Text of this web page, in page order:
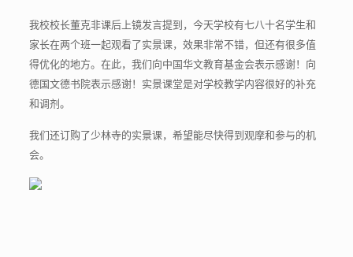
我校校长董克非课后上镜发言提到，今天学校有七八十名学生和
家长在两个班一起观看了实景课，效果非常不错，但还有很多值
得优化的地方。在此，我们向中国华文教育基金会表示感谢！向
德国文德书院表示感谢！实景课堂是对学校教学内容很好的补充
和调剂。
我们还订购了少林寺的实景课，希望能尽快得到观摩和参与的机
会。